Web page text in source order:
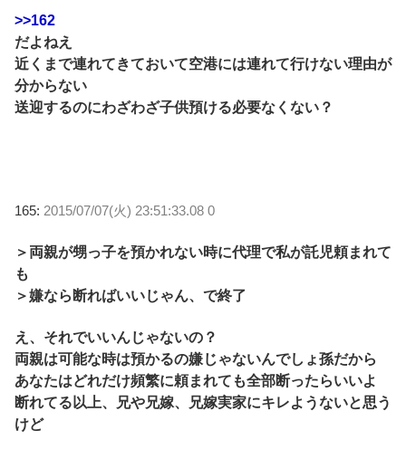
>>162
だよねえ
近くまで連れてきておいて空港には連れて行けない理由が
分からない
送迎するのにわざわざ子供預ける必要なくない？
165: 2015/07/07(火) 23:51:33.08 0
＞両親が甥っ子を預かれない時に代理で私が託児頼まれて
も
＞嫌なら断ればいいじゃん、で終了
え、それでいいんじゃないの？
両親は可能な時は預かるの嫌じゃないんでしょ孫だから
あなたはどれだけ頻繁に頼まれても全部断ったらいいよ
断れてる以上、兄や兄嫁、兄嫁実家にキレようないと思う
けど